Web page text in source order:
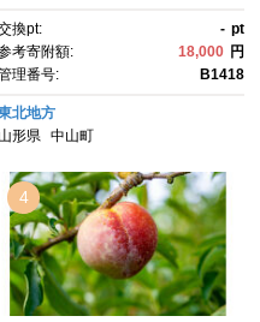
換pt: - pt
考寄附額:
18,000 円
理番号:
B1418
北地方
山形県 中山町
4